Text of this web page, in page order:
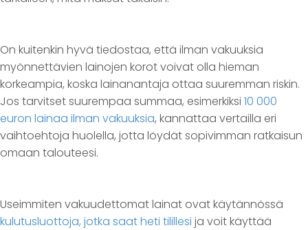
On kuitenkin hyvä tiedostaa, että ilman vakuuksia
myönnettävien lainojen korot voivat olla hieman
korkeampia, koska lainanantaja ottaa suuremman riskin.
Jos tarvitset suurempaa summaa, esimerkiksi 10 000
euron lainaa ilman vakuuksia, kannattaa vertailla eri
vaihtoehtoja huolella, jotta löydät sopivimman ratkaisun
omaan talouteesi.
Useimmiten vakuudettomat lainat ovat käytännössä
kulutusluottoja, jotka saat heti tilillesi ja voit käyttää